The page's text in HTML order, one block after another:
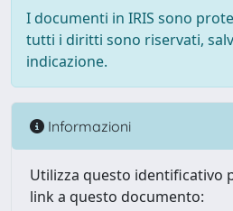
I documenti in IRIS sono
tutti i diritti sono riservati,
indicazione.
Informazioni
Utilizza questo identificativo
link a questo documento: